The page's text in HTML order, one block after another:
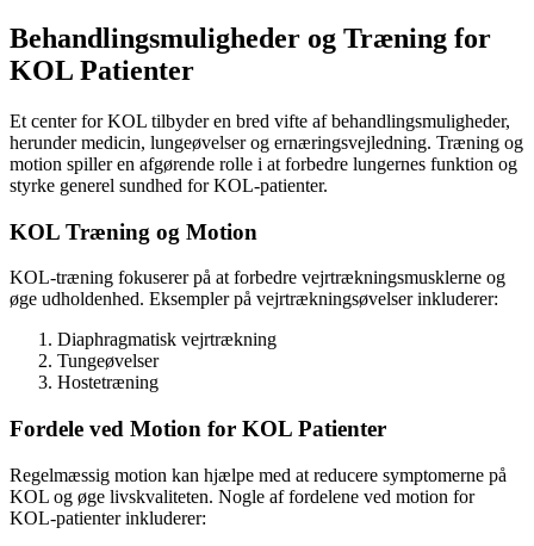
Behandlingsmuligheder og Træning for
KOL Patienter
Et center for KOL tilbyder en bred vifte af behandlingsmuligheder,
herunder medicin, lungeøvelser og ernæringsvejledning. Træning og
motion spiller en afgørende rolle i at forbedre lungernes funktion og
styrke generel sundhed for KOL-patienter.
KOL Træning og Motion
KOL-træning fokuserer på at forbedre vejrtrækningsmusklerne og
øge udholdenhed. Eksempler på vejrtrækningsøvelser inkluderer:
Diaphragmatisk vejrtrækning
Tungeøvelser
Hostetræning
Fordele ved Motion for KOL Patienter
Regelmæssig motion kan hjælpe med at reducere symptomerne på
KOL og øge livskvaliteten. Nogle af fordelene ved motion for
KOL-patienter inkluderer: